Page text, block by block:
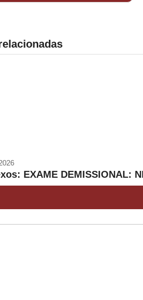
EXAME DEMISSIONAL: